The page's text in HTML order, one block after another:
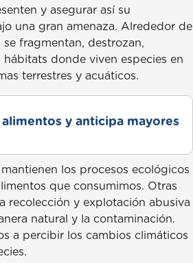
y asegurar así su
una gran amenaza. Alrededor de
fragmentan, destrozan,
donde viven especies en
terrestres y acuáticos.
y anticipa mayores
los procesos ecológicos
que consumimos. Otras
recolección y explotación abusiva
natural y la contaminación.
a percibir los cambios climáticos